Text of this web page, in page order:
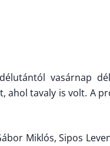
vasárnap
ahol tavaly is volt. A
Miklós, Sipos